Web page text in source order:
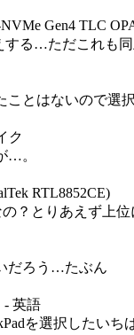
Gen4 TLC
する…ただこれも
とはないので選択
ク
…。
RTL8852CE)
？とりあえず上位
だろう…たぶん
- 英語
を選択したい